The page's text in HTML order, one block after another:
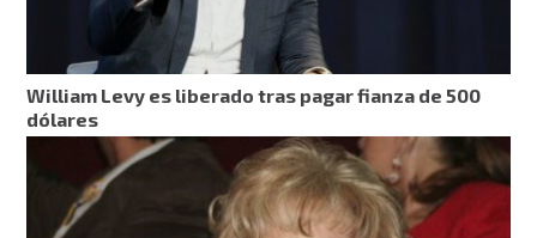
William Levy es liberado tras pagar fianza de 500
dólares